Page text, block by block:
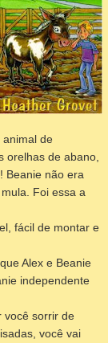
animal de
orelhas de abano,
Beanie não era
Foi essa a
fácil de montar e
Alex e Beanie
independente
você sorrir de
você vai